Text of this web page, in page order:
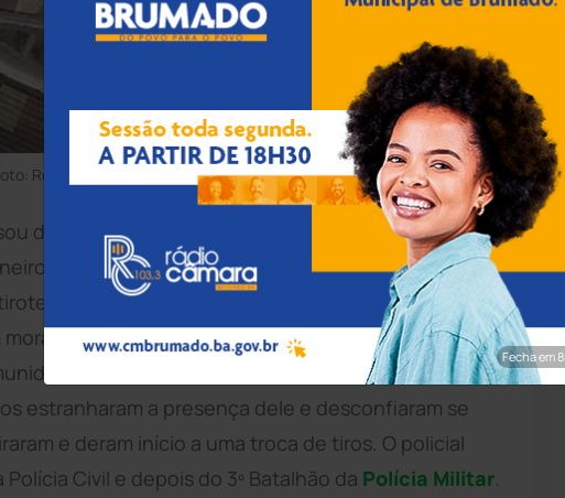
Reprodução/TV Globo
de reforço de colegas depois de entrar por
e ser identificado como policial. De acordo com o
na tarde da terça-feira (28), mas não ficou
O delegado trabalha na 25ª Delegacia
Morar Carioca, no Jacarezinho, na Zona
estranharam a presença dele e desconfiaram se
e deram início a uma troca de tiros. O policial
Civil e depois do 3º Batalhão da Polícia Militar.
Fecha em